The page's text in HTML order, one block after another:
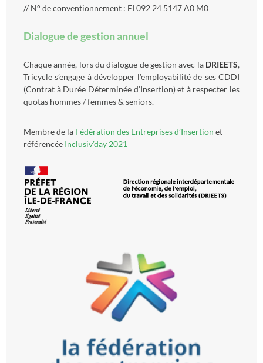
// N° de conventionnement : EI 092 24 5147 A0 M0
Dialogue de gestion annuel
Chaque année, lors du dialogue de gestion avec la DRIEETS,
Tricycle s’engage à développer l’employabilité de ses CDDI
(Contrat à Durée Déterminée d’Insertion) et à respecter les
quotas hommes / femmes & seniors.
Membre de la Fédération des Entreprises d’Insertion et
référencée Inclusiv’day 2021